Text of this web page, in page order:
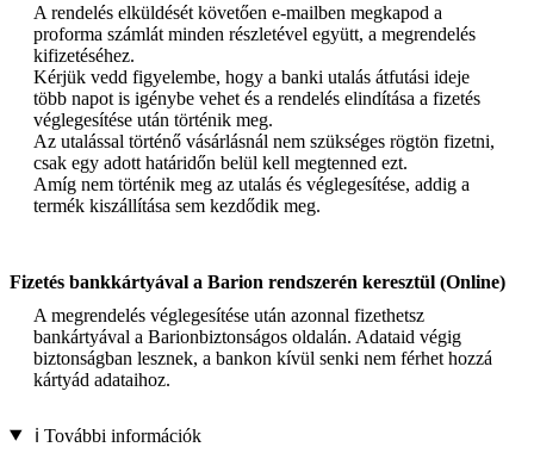
A rendelés elküldését követően e-mailben megkapod a
proforma számlát minden részletével együtt, a megrendelés
kifizetéséhez.
Kérjük vedd figyelembe, hogy a banki utalás átfutási ideje
több napot is igénybe vehet és a rendelés elindítása a fizetés
véglegesítése után történik meg.
Az utalással történő vásárlásnál nem szükséges rögtön fizetni,
csak egy adott határidőn belül kell megtenned ezt.
Amíg nem történik meg az utalás és véglegesítése, addig a
termék kiszállítása sem kezdődik meg.
Fizetés bankkártyával a Barion rendszerén keresztül (Online)
A megrendelés véglegesítése után azonnal fizethetsz
bankártyával a Barionbiztonságos oldalán. Adataid végig
biztonságban lesznek, a bankon kívül senki nem férhet hozzá
kártyád adataihoz.
ℹ️ További információk